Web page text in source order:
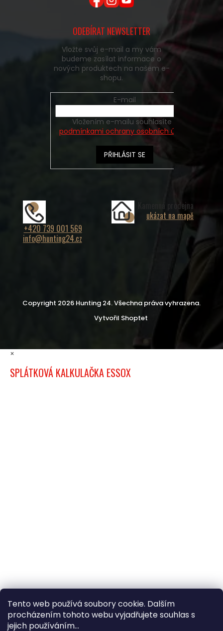
Tento web používá soubory cookie. Dalším
procházením tohoto webu vyjadřujete souhlas s
jejich používáním...
ODEBÍRAT NEWSLETTER
Vložte svůj e-mail a my vám
budeme zasílat informace o
nových produktech na našem e-
shopu.
E-mail
podmínkami ochrany osobních údajů
PŘIHLÁSIT SE
+420 739 001 569
info@hunting24.cz
Kamenná prodejna
ukázat na mapě
Vytvořil Shoptet
Copyright 2026 Hunting 24. Všechna práva vyhrazena.
×
SPLÁTKOVÁ KALKULAČKA ESSOX
×
Hledáte nejvýhodnější cenu? Získáte jí
pomocíregistrace